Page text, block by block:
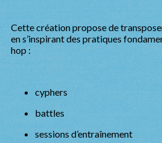
Cette création propose de
en s’inspirant des pratiques
hop :
cyphers
battles
sessions d’entraînement